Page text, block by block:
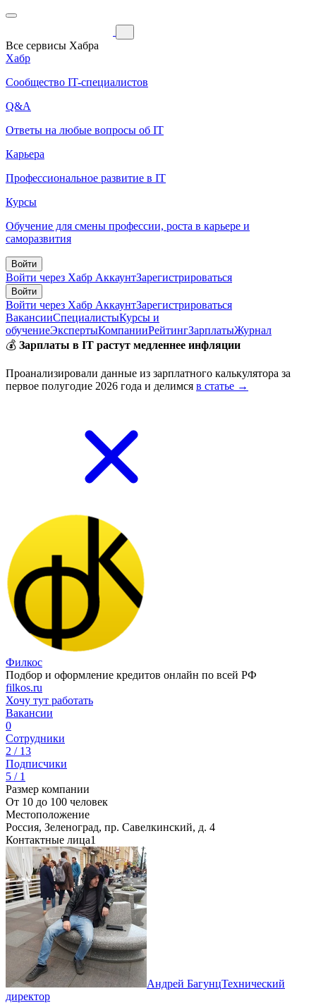
Все сервисы Хабра
Хабр
Сообщество IT-специалистов
Q&A
Ответы на любые вопросы об IT
Карьера
Профессиональное развитие в IT
Курсы
Обучение для смены профессии, роста в карьере и
саморазвития
Войти
Войти через Хабр АккаунтЗарегистрироваться
Войти
Войти через Хабр АккаунтЗарегистрироваться
ВакансииСпециалистыКурсы и
обучениеЭкспертыКомпанииРейтингЗарплатыЖурнал
💰 Зарплаты в IT растут медленнее инфляции
Проанализировали данные из зарплатного калькулятора за
первое полугодие 2026 года и делимся в статье →
Филкос
Подбор и оформление кредитов онлайн по всей РФ
filkos.ru
Хочу тут работать
Вакансии
0
Сотрудники
2 / 13
Подписчики
5 / 1
Размер компании
От 10 до 100 человек
Местоположение
Россия, Зеленоград, пр. Савелкинский, д. 4
Контактные лица1
Андрей БагунцТехнический
директор